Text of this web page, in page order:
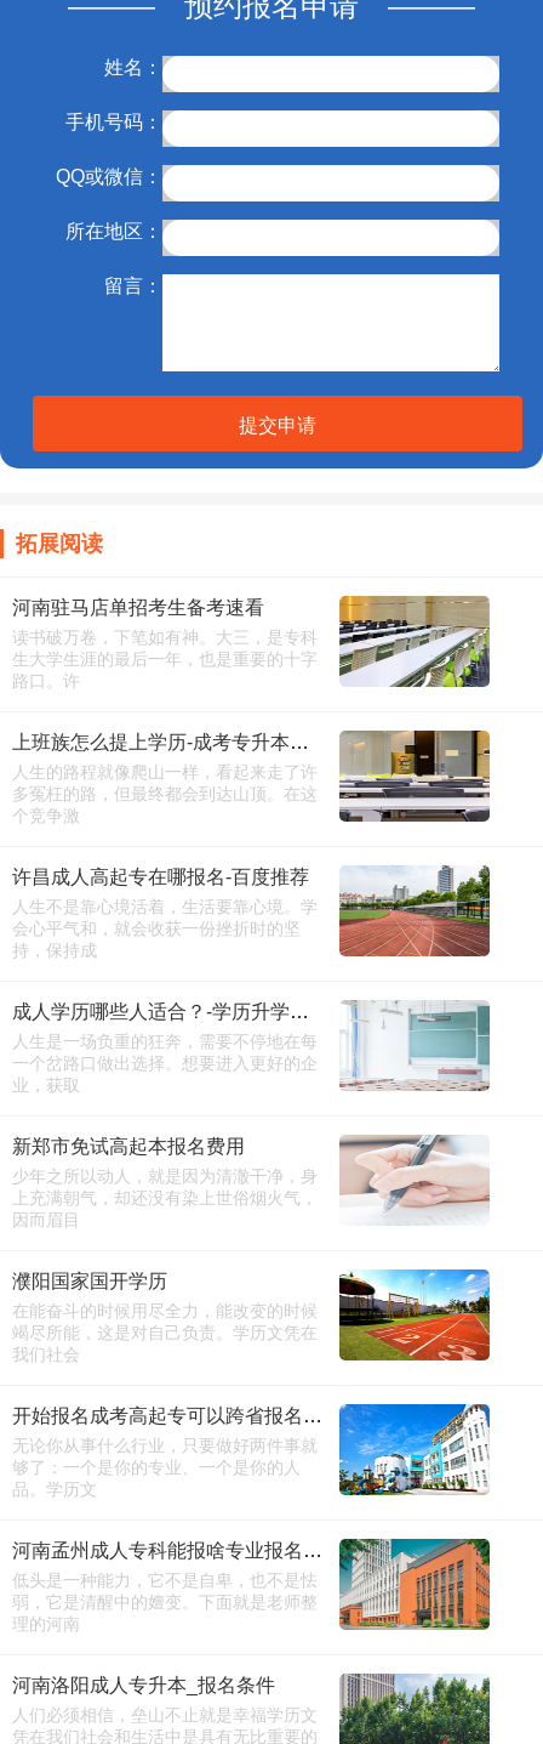
姓名：
手机号码：
QQ或微信：
所在地区：
留言：
提交申请
拓展阅读
河南驻马店单招考生备考速看
读书破万卷，下笔如有神。大三，是专科
生大学生涯的最后一年，也是重要的十字
路口。许
上班族怎么提上学历-成考专升本报名时间
人生的路程就像爬山一样，看起来走了许
多冤枉的路，但最终都会到达山顶。在这
个竞争激
许昌成人高起专在哪报名-百度推荐
人生不是靠心境活着，生活要靠心境。学
会心平气和，就会收获一份挫折时的坚
持，保持成
成人学历哪些人适合？-学历升学咨询
人生是一场负重的狂奔，需要不停地在每
一个岔路口做出选择。想要进入更好的企
业，获取
新郑市免试高起本报名费用
少年之所以动人，就是因为清澈干净，身
上充满朝气，却还没有染上世俗烟火气，
因而眉目
濮阳国家国开学历
在能奋斗的时候用尽全力，能改变的时候
竭尽所能，这是对自己负责。学历文凭在
我们社会
开始报名成考高起专可以跨省报名吗（详细版）
无论你从事什么行业，只要做好两件事就
够了：一个是你的专业、一个是你的人
品。学历文
河南孟州成人专科能报啥专业报名电话
低头是一种能力，它不是自卑，也不是怯
弱，它是清醒中的嬗变。下面就是老师整
理的河南
河南洛阳成人专升本_报名条件
人们必须相信，垒山不止就是幸福学历文
凭在我们社会和生活中是具有无比重要的